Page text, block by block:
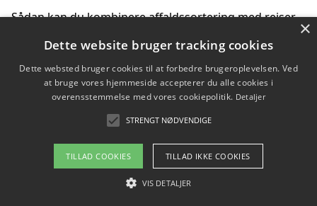
Sådan kan du kombinere affaldssortering med rejser
Hvordan affaldssortering kan bidrage til co2 reduktion
Om / kontakt
Blog Betingelser
×
Dette website bruger tracking cookies
Dette websted bruger cookies til at forbedre brugeroplevelsen. Ved
at bruge vores hjemmeside accepterer du alle cookies i
overensstemmelse med vores cookiepolitik. Detaljer
STRENGT NØDVENDIGE
TILLAD COOKIES TILLAD IKKE COOKIES
VIS DETALJER